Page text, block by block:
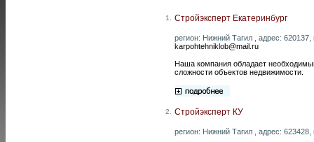
1. Стройэксперт Екатеринбург
регион: Нижний Тагил , адрес:
karpohtehniklob@mail.ru
Наша компания обладает
сложности объектов недвижимости.
2. Стройэксперт КУ
регион: Нижний Тагил , адрес: